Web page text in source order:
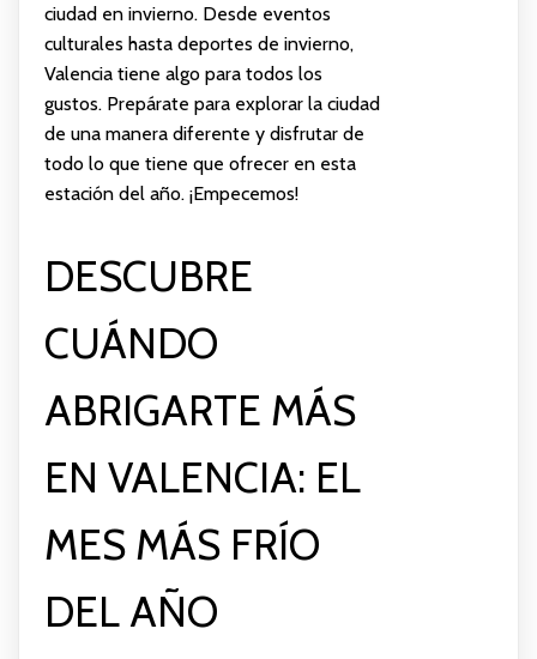
ciudad en invierno. Desde eventos
culturales hasta deportes de invierno,
Valencia tiene algo para todos los
gustos. Prepárate para explorar la ciudad
de una manera diferente y disfrutar de
todo lo que tiene que ofrecer en esta
estación del año. ¡Empecemos!
DESCUBRE
CUÁNDO
ABRIGARTE MÁS
EN VALENCIA: EL
MES MÁS FRÍO
DEL AÑO